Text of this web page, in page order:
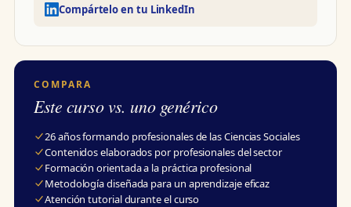
Compártelo en tu LinkedIn
COMPARA
Este curso vs. uno genérico
26 años formando profesionales de las Ciencias Sociales
Contenidos elaborados por profesionales del sector
Formación orientada a la práctica profesional
Metodología diseñada para un aprendizaje eficaz
Atención tutorial durante el curso